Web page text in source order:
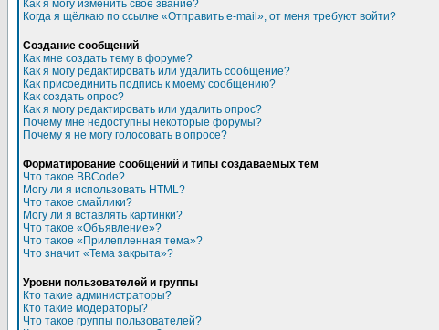
Как я могу изменить свое звание?
Когда я щёлкаю по ссылке «Отправить e-mail», от меня требуют войти?
Создание сообщений
Как мне создать тему в форуме?
Как я могу редактировать или удалить сообщение?
Как присоединить подпись к моему сообщению?
Как создать опрос?
Как я могу редактировать или удалить опрос?
Почему мне недоступны некоторые форумы?
Почему я не могу голосовать в опросе?
Форматирование сообщений и типы создаваемых тем
Что такое BBCode?
Могу ли я использовать HTML?
Что такое смайлики?
Могу ли я вставлять картинки?
Что такое «Объявление»?
Что такое «Прилепленная тема»?
Что значит «Тема закрыта»?
Уровни пользователей и группы
Кто такие администраторы?
Кто такие модераторы?
Что такое группы пользователей?